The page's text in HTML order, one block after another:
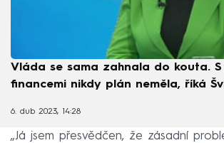
Vláda se sama zahnala do kouta. S
financemi nikdy plán neměla, říká
6. dub 2023, 14:28
„Já jsem přesvědčen, že zásadní